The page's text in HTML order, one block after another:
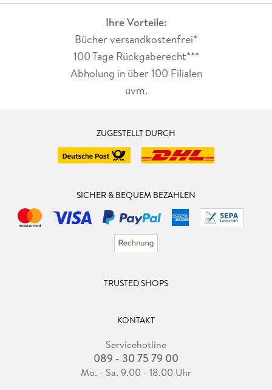
Ihre Vorteile:
Bücher versandkostenfrei*
100 Tage Rückgaberecht***
Abholung in über 100 Filialen
uvm.
ZUGESTELLT DURCH
SICHER & BEQUEM BEZAHLEN
TRUSTED SHOPS
KONTAKT
Servicehotline
089 - 30 75 79 00
Mo. - Sa. 9.00 - 18.00 Uhr